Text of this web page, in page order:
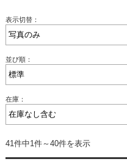
表示切替：
並び順：
在庫：
41件中1件～40件を表示